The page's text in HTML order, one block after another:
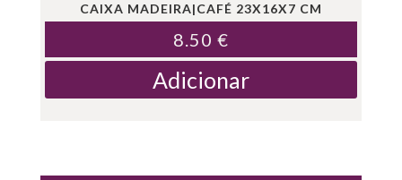
CAIXA MADEIRA|CAFÉ 23X16X7 CM
8.50 €
Adicionar